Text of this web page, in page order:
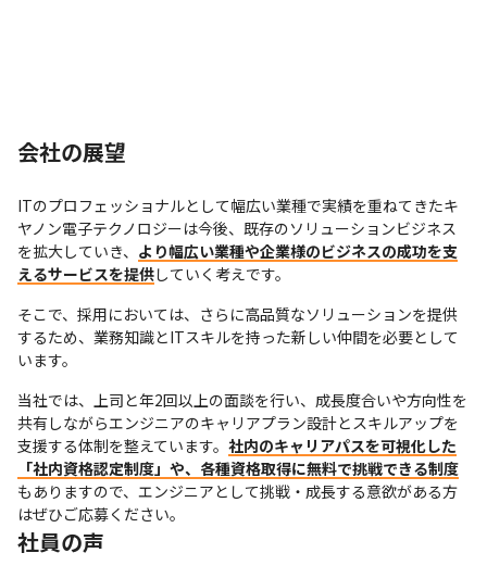
会社の展望
ITのプロフェッショナルとして幅広い業種で実績を重ねてきたキ
ヤノン電子テクノロジーは今後、既存のソリューションビジネス
を拡大していき、 より幅広い業種や企業様のビジネスの成功を支
えるサービスを提供していく考えです。
そこで、採用においては、さらに高品質なソリューションを提供
するため、業務知識とITスキルを持った新しい仲間を必要として
います。
当社では、上司と年2回以上の面談を行い、成長度合いや方向性を
共有しながらエンジニアのキャリアプラン設計とスキルアップを
支援する体制を整えています。 社内のキャリアパスを可視化した
「社内資格認定制度」や、各種資格取得に無料で挑戦できる制度
もありますので、エンジニアとして挑戦・成長する意欲がある方
はぜひご応募ください。
社員の声